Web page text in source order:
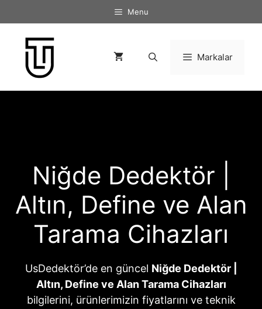
atla
Menu
Markalar
Niğde Dedektör |
Altın, Define ve Alan
Tarama Cihazları
UsDedektör’de en güncel Niğde Dedektör |
Altın, Define ve Alan Tarama Cihazları
bilgilerini, ürünlerimizin fiyatlarını ve teknik